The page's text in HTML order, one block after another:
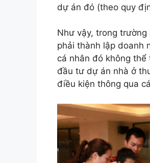
dự án đó (theo quy
Như vậy, trong
phải thành lập doanh
cá nhân đó không
đầu tư dự án nhà ở
điều kiện thông qua